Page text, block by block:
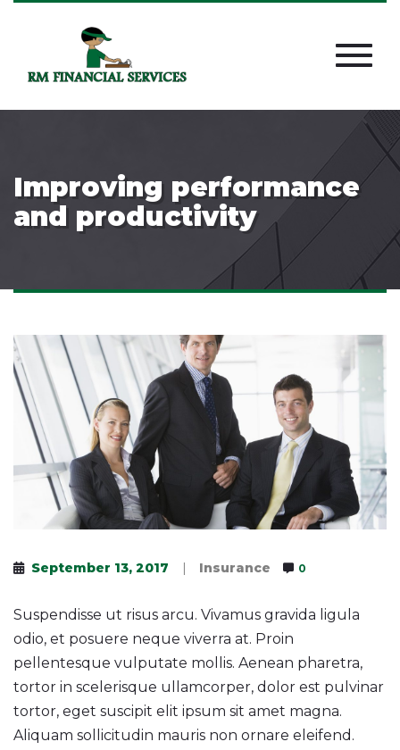
Improving performance
and productivity
September 13, 2017 | Insurance 0
Suspendisse ut risus arcu. Vivamus gravida ligula
odio, et posuere neque viverra at. Proin
pellentesque vulputate mollis. Aenean pharetra,
tortor in scelerisque ullamcorper, dolor est pulvinar
tortor, eget suscipit elit ipsum sit amet magna.
Aliquam sollicitudin mauris non ornare eleifend.